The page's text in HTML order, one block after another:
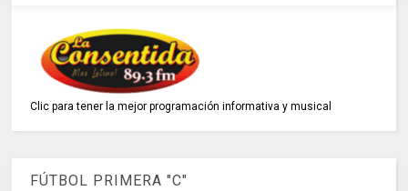
Clic para tener la mejor programación informativa y musical
FÚTBOL PRIMERA "C"